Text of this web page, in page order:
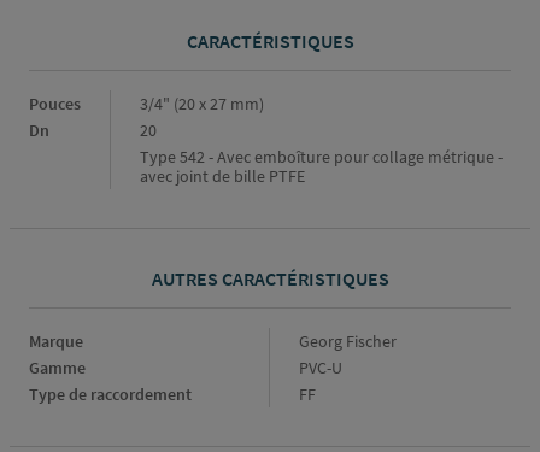
CARACTÉRISTIQUES
Caractéristiques
Pouces
3/4" (20 x 27 mm)
Dn
20
Type 542 - Avec emboîture pour collage métrique -
avec joint de bille PTFE
AUTRES CARACTÉRISTIQUES
Marque Marque
Georg Fischer
Gamme
Gamme
PVC-U
Type de raccordement
Type
FF